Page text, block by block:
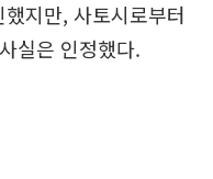
지만, 사토시로부터
실은 인정했다.